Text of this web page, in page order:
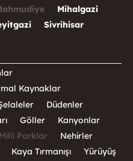
Mihalgazi
Sivrihisar
Kaynaklar
Düdenler
Göller
Kanyonlar
Milli Parklar
Nehirler
Kaya Tırmanışı
Yürüyüş